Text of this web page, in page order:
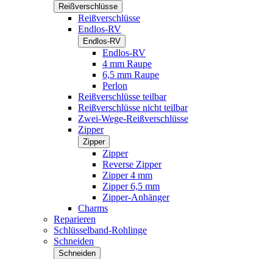
Reißverschlüsse
Reißverschlüsse
Endlos-RV
Endlos-RV
Endlos-RV
4 mm Raupe
6,5 mm Raupe
Perlon
Reißverschlüsse teilbar
Reißverschlüsse nicht teilbar
Zwei-Wege-Reißverschlüsse
Zipper
Zipper
Zipper
Reverse Zipper
Zipper 4 mm
Zipper 6,5 mm
Zipper-Anhänger
Charms
Reparieren
Schlüsselband-Rohlinge
Schneiden
Schneiden